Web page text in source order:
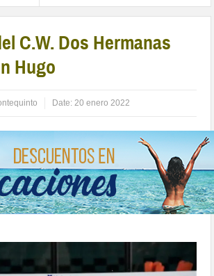
C.W. Dos Hermanas
Hugo
Date:20 enero 2022